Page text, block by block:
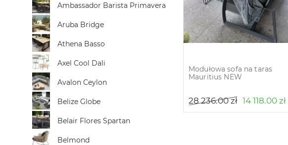
Ambassador Barista Primavera
Aruba Bridge
Athena Basso
Axel Cool Dali
Avalon Ceylon
Belize Globe
Belair Flores Spartan
Belmond
Modułowa sofa na taras
Mauritius NEW
28 236.00zł 14 118.00 zł